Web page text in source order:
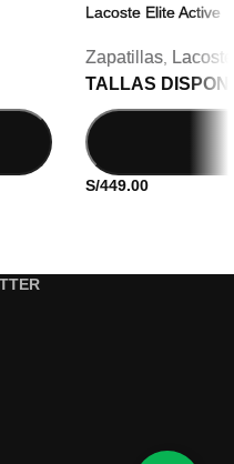
Lacoste Elite Active
Zapatillas, Lacoste
TALLAS
S/449.00